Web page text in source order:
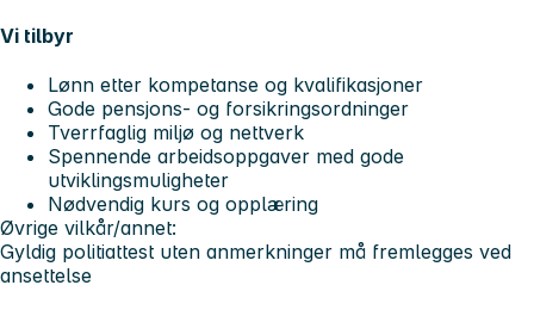
Vi tilbyr
Lønn etter kompetanse og kvalifikasjoner
Gode pensjons- og forsikringsordninger
Tverrfaglig miljø og nettverk
Spennende arbeidsoppgaver med gode
utviklingsmuligheter
Nødvendig kurs og opplæring
Øvrige vilkår/annet:
Gyldig politiattest uten anmerkninger må fremlegges ved
ansettelse